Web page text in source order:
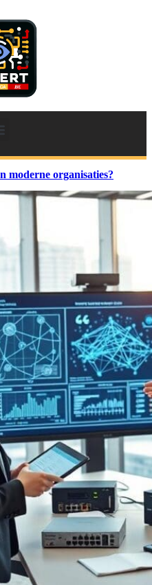
moderne organisaties?